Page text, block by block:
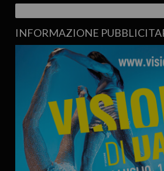
INFORMAZIONE